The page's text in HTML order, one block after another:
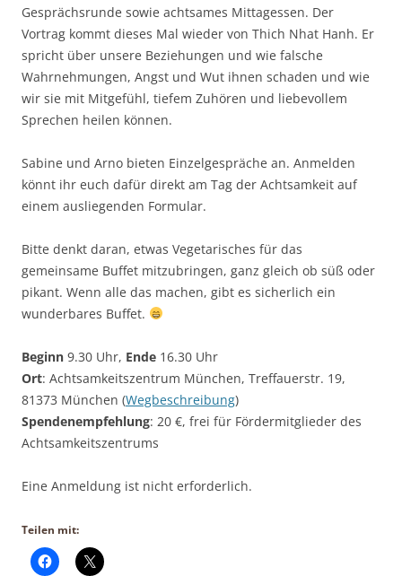
Gesprächsrunde sowie achtsames Mittagessen. Der
Vortrag kommt dieses Mal wieder von Thich Nhat Hanh. Er
spricht über unsere Beziehungen und wie falsche
Wahrnehmungen, Angst und Wut ihnen schaden und wie
wir sie mit Mitgefühl, tiefem Zuhören und liebevollem
Sprechen heilen können.
Sabine und Arno bieten Einzelgespräche an. Anmelden
könnt ihr euch dafür direkt am Tag der Achtsamkeit auf
einem ausliegenden Formular.
Bitte denkt daran, etwas Vegetarisches für das
gemeinsame Buffet mitzubringen, ganz gleich ob süß oder
pikant. Wenn alle das machen, gibt es sicherlich ein
wunderbares Buffet.
Beginn 9.30 Uhr, Ende 16.30 Uhr
Ort: Achtsamkeitszentrum München, Treffauerstr. 19,
81373 München (Wegbeschreibung)
Spendenempfehlung: 20 €, frei für Fördermitglieder des
Achtsamkeitszentrums
Eine Anmeldung ist nicht erforderlich.
Teilen mit: